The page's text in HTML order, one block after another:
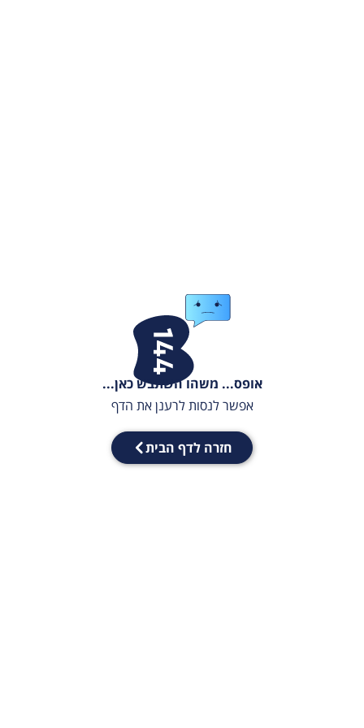
אופס... משהו השתבש כאן...
אפשר לנסות לרענן את הדף
חזרה לדף הבית